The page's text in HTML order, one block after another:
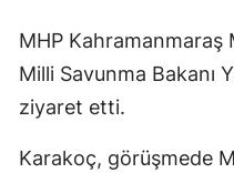
MHP Kahramanmaraş
Milli Savunma Bakanı
ziyaret etti.
Karakoç, görüşmede